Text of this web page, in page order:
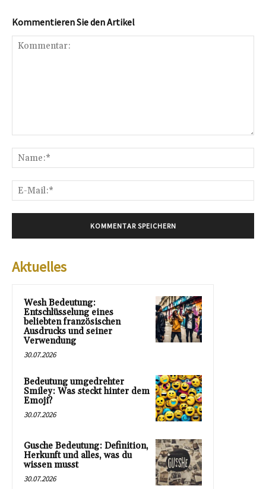
Kommentieren Sie den Artikel
Aktuelles
Wesh Bedeutung:
Entschlüsselung eines
beliebten französischen
Ausdrucks und seiner
Verwendung
30.07.2026
Bedeutung umgedrehter
Smiley: Was steckt hinter dem
Emoji?
30.07.2026
Gusche Bedeutung: Definition,
Herkunft und alles, was du
wissen musst
30.07.2026